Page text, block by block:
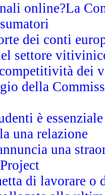
online?La
dei conti
settore
dei
della
è
una relazione
una
di lavorare